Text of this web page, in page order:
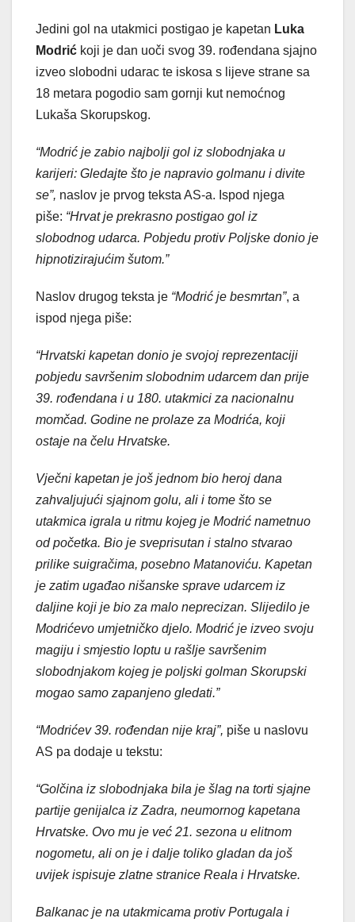
Jedini gol na utakmici postigao je kapetan Luka
Modrić koji je dan uoči svog 39. rođendana sjajno
izveo slobodni udarac te iskosa s lijeve strane sa
18 metara pogodio sam gornji kut nemoćnog
Lukaša Skorupskog.
“Modrić je zabio najbolji gol iz slobodnjaka u
karijeri: Gledajte što je napravio golmanu i divite
se”, naslov je prvog teksta AS-a. Ispod njega
piše: “Hrvat je prekrasno postigao gol iz
slobodnog udarca. Pobjedu protiv Poljske donio je
hipnotizirajućim šutom.”
Naslov drugog teksta je “Modrić je besmrtan”, a
ispod njega piše:
“Hrvatski kapetan donio je svojoj reprezentaciji
pobjedu savršenim slobodnim udarcem dan prije
39. rođendana i u 180. utakmici za nacionalnu
momčad. Godine ne prolaze za Modrića, koji
ostaje na čelu Hrvatske.
Vječni kapetan je još jednom bio heroj dana
zahvaljujući sjajnom golu, ali i tome što se
utakmica igrala u ritmu kojeg je Modrić nametnuo
od početka. Bio je sveprisutan i stalno stvarao
prilike suigračima, posebno Matanoviću. Kapetan
je zatim ugađao nišanske sprave udarcem iz
daljine koji je bio za malo neprecizan. Slijedilo je
Modrićevo umjetničko djelo. Modrić je izveo svoju
magiju i smjestio loptu u rašlje savršenim
slobodnjakom kojeg je poljski golman Skorupski
mogao samo zapanjeno gledati.”
“Modrićev 39. rođendan nije kraj”, piše u naslovu
AS pa dodaje u tekstu:
“Golčina iz slobodnjaka bila je šlag na torti sjajne
partije genijalca iz Zadra, neumornog kapetana
Hrvatske. Ovo mu je već 21. sezona u elitnom
nogometu, ali on je i dalje toliko gladan da još
uvijek ispisuje zlatne stranice Reala i Hrvatske.
Balkanac je na utakmicama protiv Portugala i